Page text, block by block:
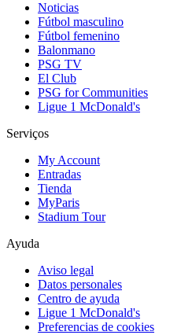
Noticias
Fútbol masculino
Fútbol femenino
Balonmano
PSG TV
El Club
PSG for Communities
Ligue 1 McDonald's
Serviços
My Account
Entradas
Tienda
MyParis
Stadium Tour
Ayuda
Aviso legal
Datos personales
Centro de ayuda
Ligue 1 McDonald's
Preferencias de cookies